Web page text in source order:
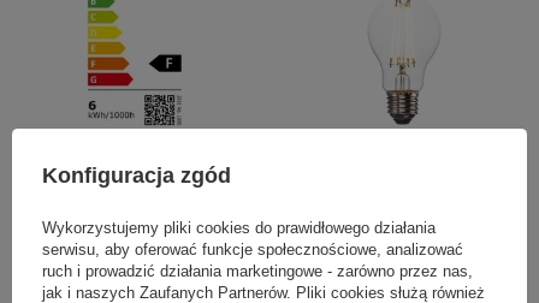
E27 LED Filament GLS
49,00 zł / szt. 18,00 zł szt.
Konfiguracja zgód
Wykorzystujemy pliki cookies do prawidłowego działania
serwisu, aby oferować funkcje społecznościowe, analizować
ruch i prowadzić działania marketingowe - zarówno przez nas,
jak i naszych Zaufanych Partnerów. Pliki cookies służą również